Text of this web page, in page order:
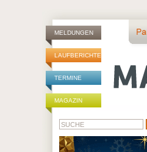
MELDUNGEN
LAUFBERICHTE
TERMINE
MAGAZIN